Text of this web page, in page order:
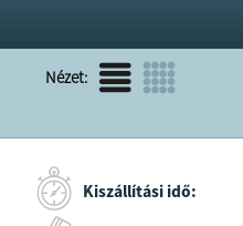
Nézet:
Kiszállítási idő: